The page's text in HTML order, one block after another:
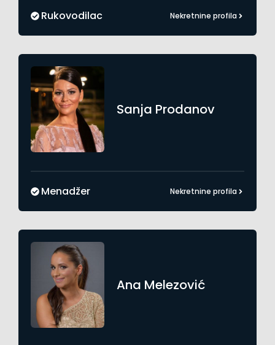
Rukovodilac Nekretnine profila
Sanja Prodanov
Menadžer Nekretnine profila
Ana Melezović